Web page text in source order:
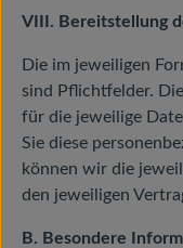
VIII. Bereitstellung
Die im jeweiligen
sind Pflichtfelder.
für die jeweilige
Sie diese
können wir die
den jeweiligen
B. Besondere